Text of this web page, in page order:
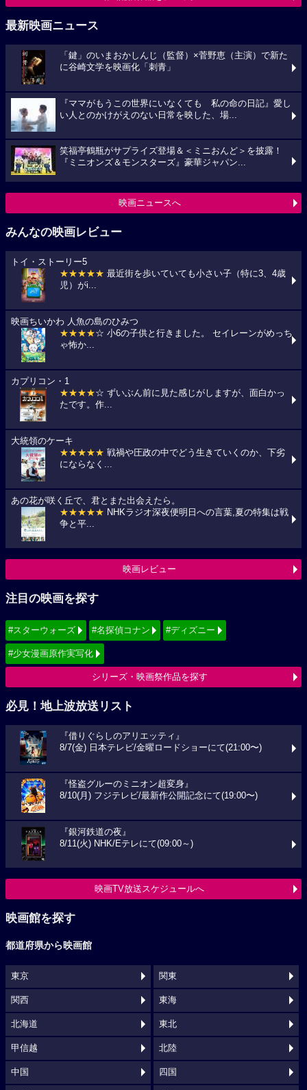
最新映画ニュース
「鍵」のいまおかしんじ（監督）×菅野恵（主演）で新た
に谷崎文学を映画化「刺青」
『ママがもうこの世界にいなくても 私の命の日記』愛し
い人とのかけがえのない日常を映した、場...
笑福亭鶴瓶がサプライズ登場＆＜ミニおんど＞を披露！
『ミニオンズ＆モンスターズ』豪華ジャパン...
映画ニュースへ
みんなの映画レビュー
トイ・ストーリー5
★★★★★ 最近街を歩いていても小さい子（特に3、4歳
児）がi...
映画ちいかわ 人魚の島のひみつ
★★★★☆ 小6の子供と行きました。 セイレーンがめっち
ゃ怖か...
カプリコン・1
★★★★☆ ずいぶん前に見た感じがしますが、面白かっ
たです。作...
大統領のケーキ
★★★★★ 戦禍や圧政の中でどう生きていくのか、下劣
にならなく...
あの花が咲く丘で、君とまた出会えたら。
★★★★★ NHKラジオ深夜便明日への言葉,夏の特集は戦
争と平...
映画レビュー
注目の映画を探す
#スターウォーズ #名探偵コナン #ディズニー
#少女漫画原作実写化
シリーズ・映画祭作品を探す
必見！地上波放送リスト
『借りぐらしのアリエッティ』
8/7(金) 日本テレビ/金曜ロードショーにて(21:00〜)
『怪盗グルーのミニオン超変身』
8/10(月) フジテレビ/最新作公開記念にて(19:00〜)
『銀河鉄道の夜』
8/11(火) NHK/Eテレにて(09:00～)
映画TV放送スケジュールへ
映画館を探す
都道府県から映画館
東京 関東
関西 東海
北海道 東北
甲信越 北陸
中国 四国